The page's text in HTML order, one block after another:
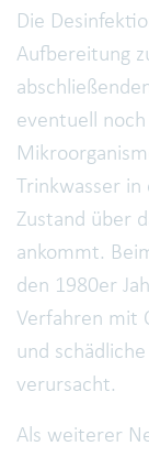
Die
Aufbereitung
eventuell
Trinkwasser
Zustand über
ankommt.
den 1980er
Verfahren mit
und
verursacht.
Als weiterer